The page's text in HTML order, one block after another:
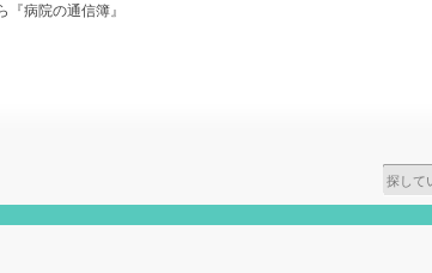
病院の通信簿』